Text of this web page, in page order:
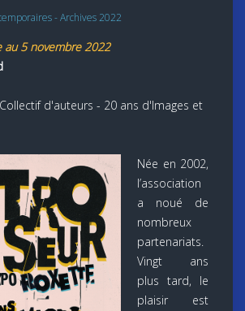
- Archives 2022
5 novembre 2022
d'auteurs - 20 ans d'Images et
Née en 2002,
l’association
a noué de
nombreux
partenariats.
Vingt ans
plus tard, le
plaisir est